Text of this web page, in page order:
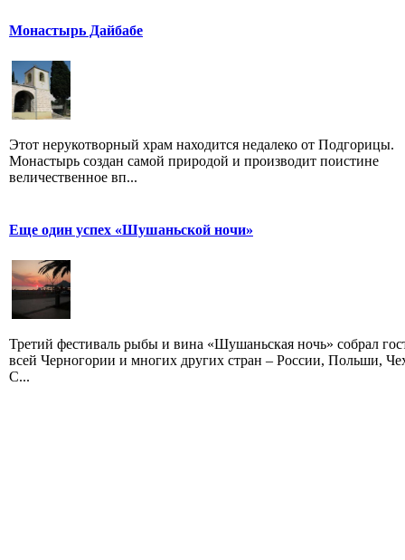
Монастырь Дайбабе
Этот нерукотворный храм находится недалеко от Подгорицы.
Монастырь создан самой природой и производит поистине
величественное вп...
Еще один успех «Шушаньской ночи»
Третий фестиваль рыбы и вина «Шушаньская ночь» собрал
всей Черногории и многих других стран – России, Польши,
С...